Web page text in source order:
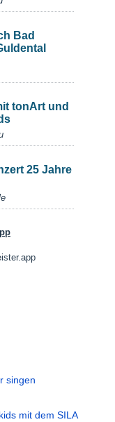
singen
mit dem SILA